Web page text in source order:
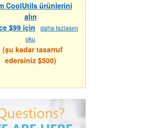
CoolUtils ürünlerini
alın
$99 için
daha fazlasını
oku
(şu kadar tasarruf
edersiniz $500)